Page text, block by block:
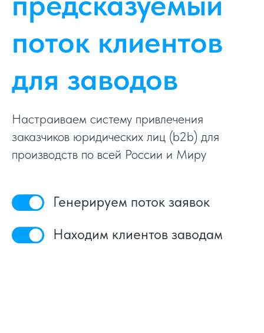
поток клиентов
для заводов
Настраиваем систему привлечения
заказчиков юридических лиц (b2b) для
производств по всей России и Миру
Генерируем поток заявок
Находим клиентов заводам